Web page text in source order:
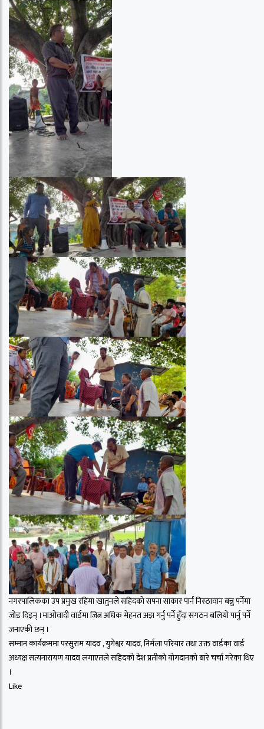
नगरपालिकका उप प्रमुख रहिमा खातुनले सहिदको सपना साकार पार्न निस्ठावान बन्नु पर्नेमा
जोड दिइन् ।माओवादी वार्डमा जित्न अधिक मेहनत अझ गर्नु पर्ने हुँदा संगठन बलियो पार्नु पर्ने
जनाएकी छन् ।
सम्मान कार्यक्रममा परसुराम यादव , युगेश्वर यादव, निर्मला परियार तथा उक्त वार्डका वार्ड
अध्यक्ष सत्यनारायण यादव लगाएतले सहिदको देश प्रतीको योगदानको बारे चर्चा गरेका थिए
।
Like